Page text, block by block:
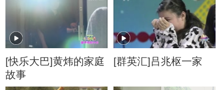
[快乐大巴]黄炜的家庭
故事
[群英汇]吕兆枢一家